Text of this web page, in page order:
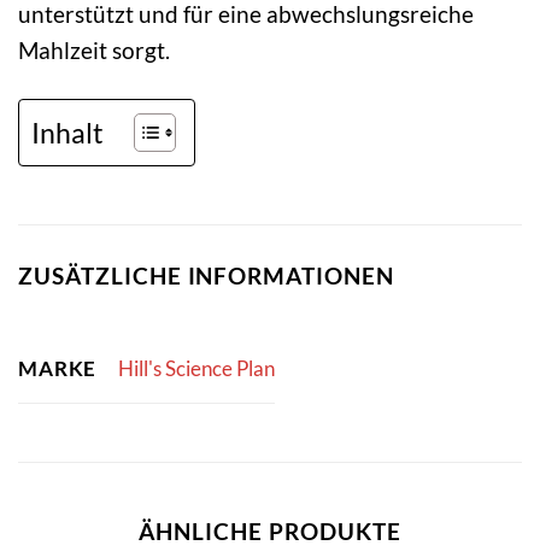
unterstützt und für eine abwechslungsreiche
Mahlzeit sorgt.
Inhalt
ZUSÄTZLICHE INFORMATIONEN
MARKE Hill's Science Plan
ÄHNLICHE PRODUKTE